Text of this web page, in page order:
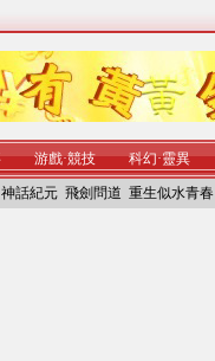
游戲·競技 科幻·靈異
神話紀元 飛劍問道 重生似水青春